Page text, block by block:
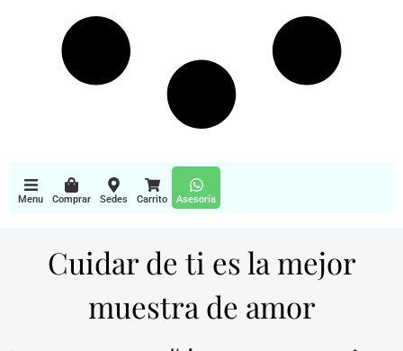
Menu Comprar Sedes Carrito Asesoría
Cuidar de ti es la mejor
muestra de amor